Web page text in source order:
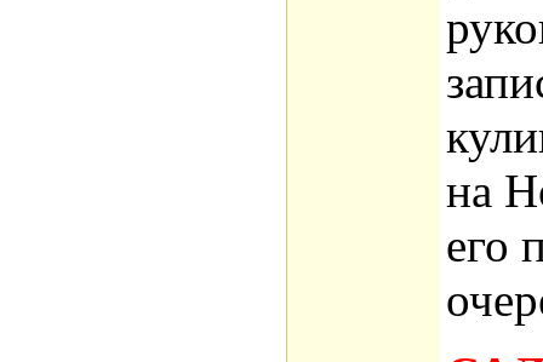
на
его